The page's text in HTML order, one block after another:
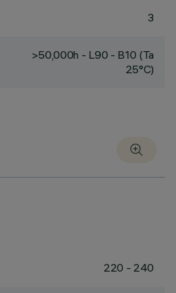
3
>50,000h - L90 - B10 (Ta
25°C)
220 - 240